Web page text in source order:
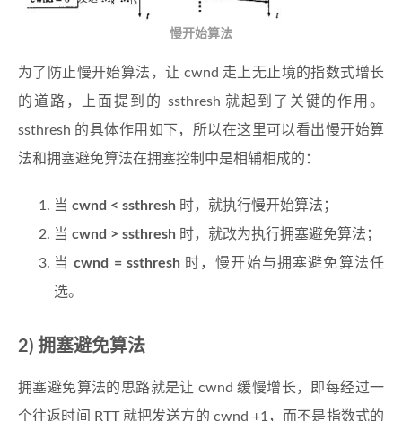
慢开始算法
为了防止慢开始算法，让 cwnd 走上无止境的指数式增长
的道路，上面提到的 ssthresh 就起到了关键的作用。
ssthresh 的具体作用如下，所以在这里可以看出慢开始算
法和拥塞避免算法在拥塞控制中是相辅相成的：
当 cwnd < ssthresh 时，就执行慢开始算法；
当 cwnd > ssthresh 时，就改为执行拥塞避免算法；
当cwnd = ssthresh 时，慢开始与拥塞避免算法任
选。
2) 拥塞避免算法
拥塞避免算法的思路就是让 cwnd 缓慢增长，即每经过一
个往返时间 RTT 就把发送方的 cwnd +1，而不是指数式的